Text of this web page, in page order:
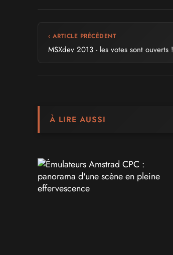
‹ ARTICLE PRÉCÉDENT
MSXdev 2013 - les votes sont ouverts !
À LIRE AUSSI